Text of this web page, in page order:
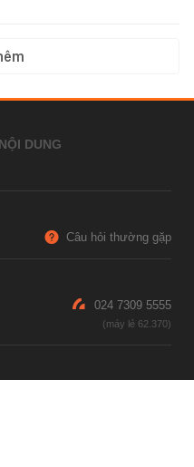
DUNG
Câu hỏi thường gặp
024 7309 5555